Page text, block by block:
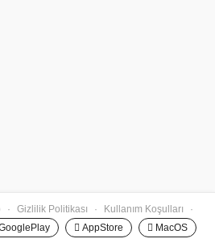
· Gizlilik Politikası · Kullanım Koşulları
·
 AppStore  MacOS